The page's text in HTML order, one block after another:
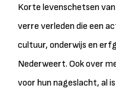
Korte levenschetsen
verre verleden die een
cultuur, onderwijs en
Nederweert. Ook over
voor hun nageslacht, al